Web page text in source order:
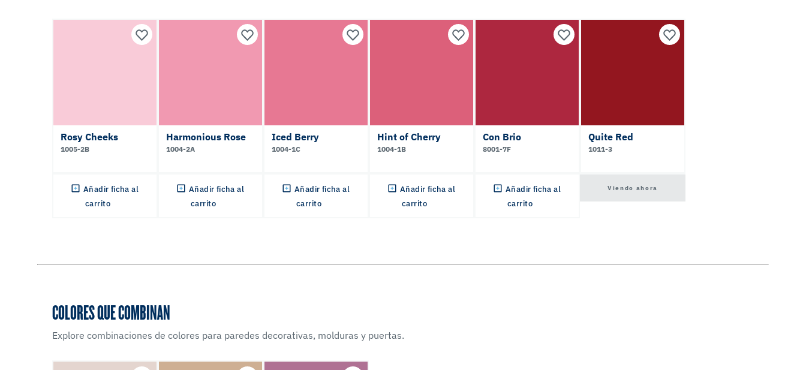
Rosy Cheeks
1005-2B
Añadir ficha al
carrito
Harmonious Rose
1004-2A
Añadir ficha al
carrito
Iced Berry
1004-1C
Añadir ficha al
carrito
Hint of Cherry
1004-1B
Añadir ficha al
carrito
Con Brio
8001-7F
Añadir ficha al
carrito
Quite Red
1011-3
Viendo ahora
COLORES QUE COMBINAN
Explore combinaciones de colores para paredes decorativas, molduras y puertas.